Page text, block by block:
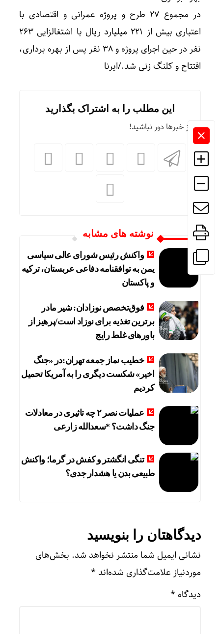
در مجموع ۲۷ طرح و پروژه عمرانی و اقتصادی با
اعتباری بیش از ۲۲۱ میلیارد ریال با اشتغالزایی ۲۶۳
نفر در حین اجرای پروژه و ۳۸ نفر پس از بهره برداری،
افتتاح و کلنگ زنی شد./ایرنا
این مطلب را به اشتراک بگذارید
از خبرها دور نباشید!
نوشته های مشابه
واکنش رئیس شورای عالی سیاسی
یمن به توافقنامه دفاعی عربستان، ترکیه
و پاکستان
فوق‌تخصص نوزادان: شیر مادر
برترین تغذیه برای نوزاد است/پرهیز از
باورهای غلط رایج
خطیب نماز جمعه تهران:در «جنگ
اخیر» شکست دیگری را به آمریکا تحمیل
کردیم
عملیات نصر ۲ چه تاثیری در معادلات
جنگ داشت؟ *سعدالله زارعی
تنگی انگشتر و کفش در گرما؛ واکنش
طبیعی بدن یا هشدار جدی؟
دیدگاهتان را بنویسید
نشانی ایمیل شما منتشر نخواهد شد. بخش‌های
موردنیاز علامت‌گذاری شده‌اند *
دیدگاه *